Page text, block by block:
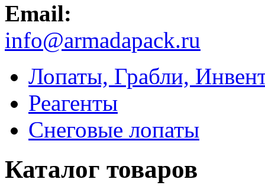
Email:
info@armadapack.ru
Лопаты, Грабли,
Реагенты
Снеговые лопаты
Каталог товаров